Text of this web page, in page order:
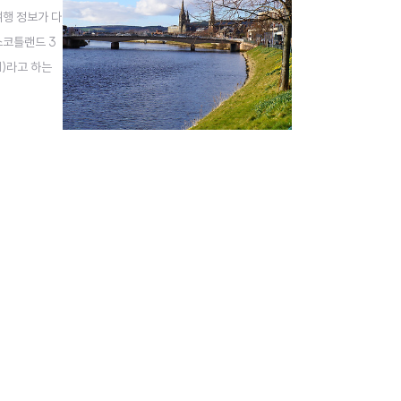
정보가 다
코틀랜드 3
라고 하는